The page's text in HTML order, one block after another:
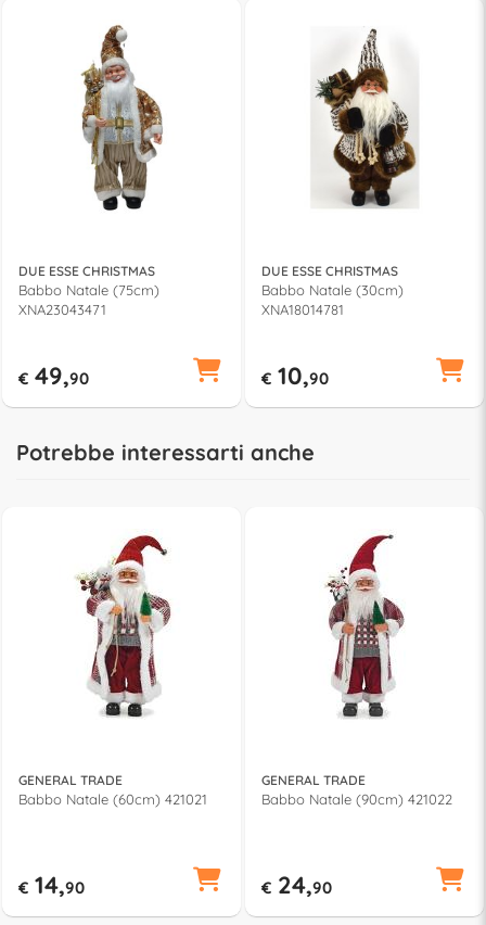
DUE ESSE CHRISTMAS
Babbo Natale (75cm)
XNA23043471
€ 49,90
DUE ESSE CHRISTMAS
Babbo Natale (30cm)
XNA18014781
€ 10,90
Potrebbe interessarti anche
GENERAL TRADE
Babbo Natale (60cm) 421021
€ 14,90
GENERAL TRADE
Babbo Natale (90cm) 421022
€ 24,90